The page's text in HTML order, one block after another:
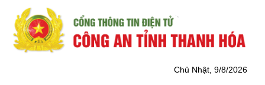
Chủ Nhật, 9/8/2026